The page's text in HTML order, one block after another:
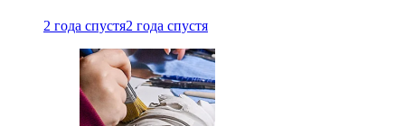
2 года спустя2 года спустя